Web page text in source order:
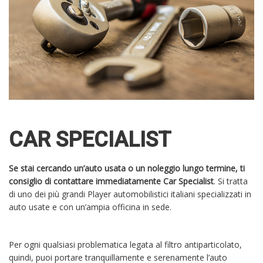
CAR SPECIALIST
Se stai cercando un’auto usata o un noleggio lungo termine, ti
consiglio di contattare immediatamente Car Specialist. Si tratta
di uno dei più grandi Player automobilistici italiani specializzati in
auto usate e con un’ampia officina in sede.
Per ogni qualsiasi problematica legata al filtro antiparticolato,
quindi, puoi portare tranquillamente e serenamente l’auto